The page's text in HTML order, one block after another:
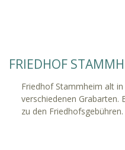
FRIEDHOF
Friedhof Stammheim alt
verschiedenen Grabarten.
zu den Friedhofsgebühren.